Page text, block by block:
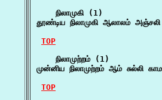
    நிலாமுகி (1)
தூண்டிய நிலாமுகி ஆலாலம்
TOP
    நிலாமுற்றம் (1)
முன்னிய நிலாமுற்றம் ஆம் சுல்லி
TOP